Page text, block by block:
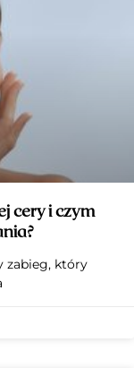
cery i czym
zabieg, który